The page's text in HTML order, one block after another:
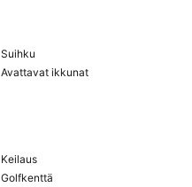
Suihku
Avattavat ikkunat
Keilaus
Golfkenttä